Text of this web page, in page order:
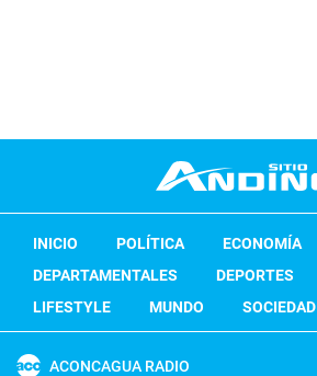
INICIO POLÍTICA ECONOMÍA
DEPARTAMENTALES
DEPORTES
LIFESTYLE
MUNDO SOCIEDAD
ACONCAGUA RADIO